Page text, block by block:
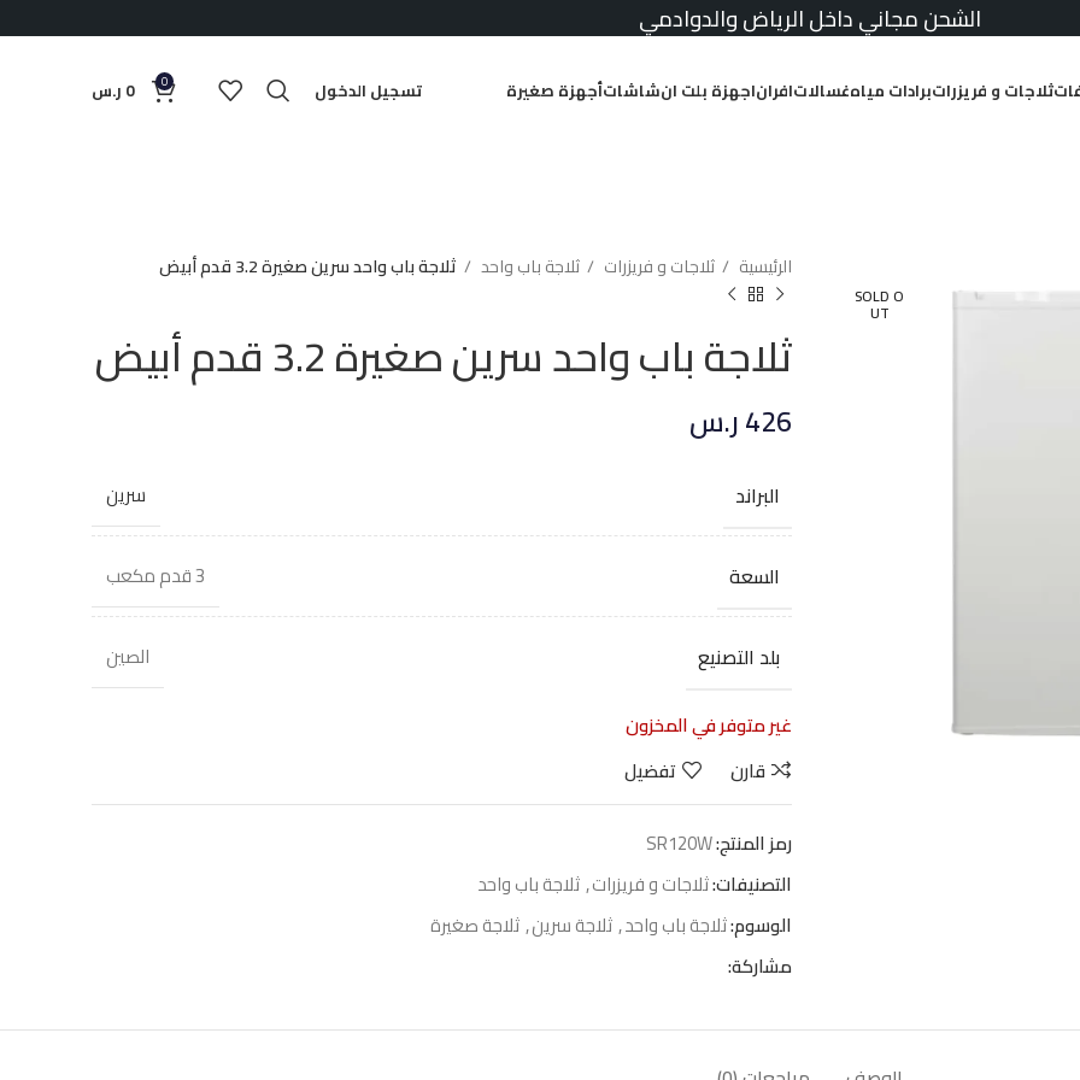
الشحن مجاني داخل الرياض والدوادمي
ثلاجات و فريزراتبرادات مياهغسالاتافراناجهزة بلت انشاشاتأجهزة صغيرة تسجيل الدخول 0
0 ر.س
SOLD O
UT
الرئيسية ثلاجات و فريزرات ثلاجة باب واحد ثلاجة باب واحد سرين صغيرة 3.2 قدم أبيض
ثلاجة باب واحد سرين صغيرة 3.2 قدم أبيض
426ر.س
البراند سرين
السعة 3 قدم مكعب
بلد التصنيع
الصين
غير متوفر في المخزون
قارن
تفضيل
رمز المنتج:SR120W
التصنيفات:ثلاجات و فريزرات,ثلاجة باب واحد
الوسوم:ثلاجة باب واحد,ثلاجة سرين,ثلاجة صغيرة
مشاركة: